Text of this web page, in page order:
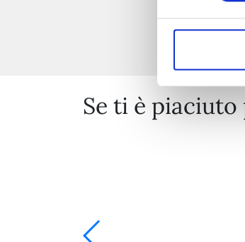
Se ti è piaciuto